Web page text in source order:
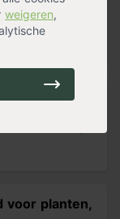
weigeren,
het
op dat
het jezelf
voor planten,